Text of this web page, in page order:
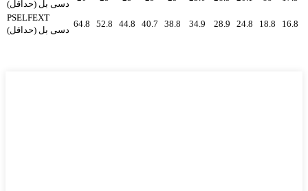
دسی بل (حداقل)
PSELFEXT
دسی بل (حداقل)
64.8 52.8 44.8 40.7 38.8 34.9 28.9 24.8 18.8 16.8